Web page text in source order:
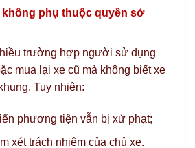
không phụ thuộc quyền sở
trường hợp người sử dụng
mua lại xe cũ mà không biết xe
Tuy nhiên:
phương tiện vẫn bị xử phạt;
xét trách nhiệm của chủ xe.